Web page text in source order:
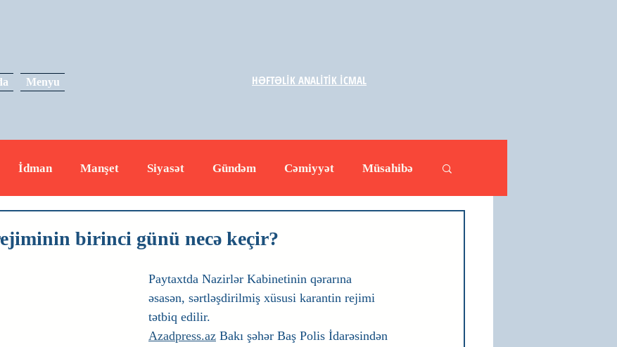
Menyu
İdman Manşet Siyasət Gündəm Cəmiyyət Müsahibə
birinci günü necə keçir?
Paytaxtda Nazirlər Kabinetinin qərarına
əsasən, sərtləşdirilmiş xüsusi karantin rejimi
tətbiq edilir.
Azadpress.az Bakı şəhər Baş Polis İdarəsindən
HƏFTƏLİK ANALİTİK İCMAL